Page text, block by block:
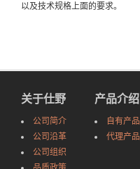
以及技术规格上面的要求。
关于仕野
公司简介
公司沿革
公司组织
产品介绍
自有产品
代理产品